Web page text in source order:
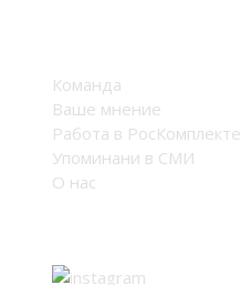
Команда
Ваше мнение
Работа в РосКомплекте
Упоминани в СМИ
О нас